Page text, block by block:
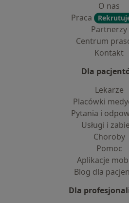
O nas
Praca
Partnerzy
Centrum
Kontakt
Dla
Lekarze
Placówki
Pytania i
Usługi i
Choroby
Pomoc
Aplikacje
Blog dla
Dla